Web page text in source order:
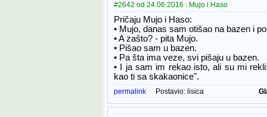
#2642 od 24.06.2016 : Mujo i Haso
Pričaju Mujo i Haso:
• Mujo, danas sam otišao na bazen i
• A zašto? - pita Mujo.
• Pišao sam u bazen.
• Pa šta ima veze, svi pišaju u bazen.
• I ja sam im rekao isto, ali su mi
kao ti sa skakaonice".
permalink Postavio: lisica